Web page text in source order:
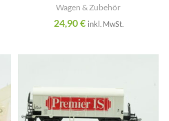
Wagen & Zubehör
24,90€ inkl. MwSt.